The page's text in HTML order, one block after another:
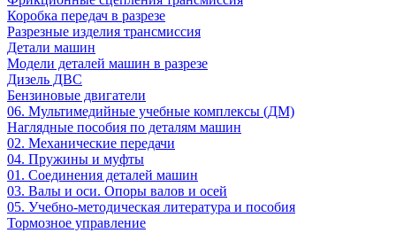
Коробка передач в разрезе
Разрезные изделия трансмиссия
Детали машин
Модели деталей машин в разрезе
Дизель ДВС
Бензиновые двигатели
06. Мультимедийные учебные комплексы (ДМ)
Наглядные пособия по деталям машин
02. Механические передачи
04. Пружины и муфты
01. Соединения деталей машин
03. Валы и оси. Опоры валов и осей
05. Учебно-методическая литература и пособия
Тормозное управление